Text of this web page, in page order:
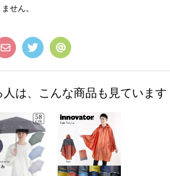
せん。
は、こんな商品も見ています